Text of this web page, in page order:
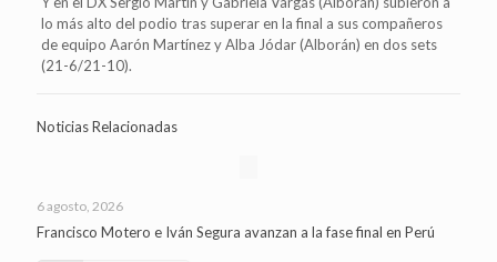
lo más alto del podio tras superar en la final a sus compañeros
de equipo Aarón Martínez y Alba Jódar (Alborán) en dos sets
(21-6/21-10).
Noticias Relacionadas
6 agosto, 2026
Francisco Motero e Iván Segura avanzan a la fase final en Perú